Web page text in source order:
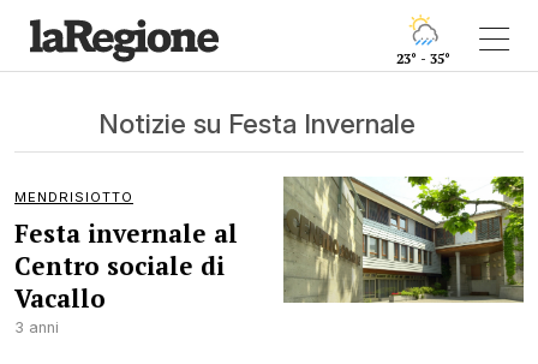
23° - 35°
Notizie su Festa Invernale
MENDRISIOTTO
Festa invernale al
Centro sociale di
Vacallo
3 anni